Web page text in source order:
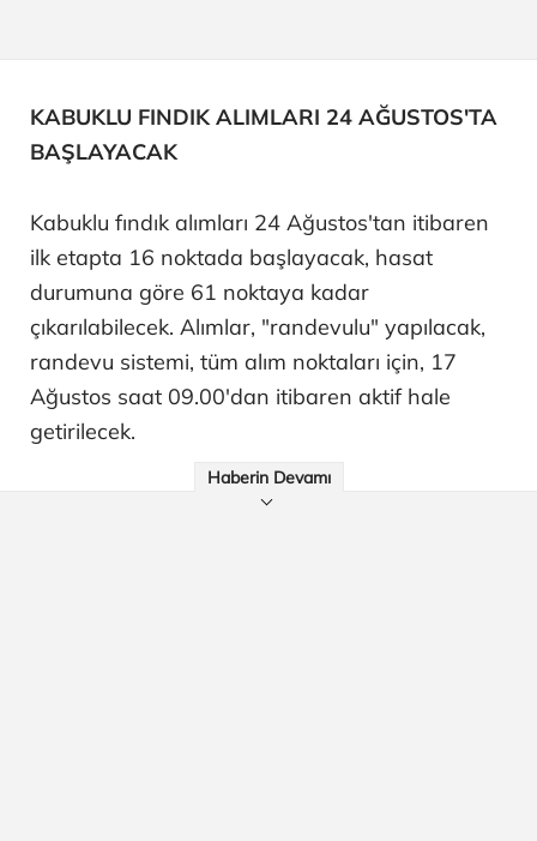
KABUKLU FINDIK ALIMLARI 24 AĞUSTOS'TA
BAŞLAYACAK
Kabuklu fındık alımları 24 Ağustos'tan itibaren
ilk etapta 16 noktada başlayacak, hasat
durumuna göre 61 noktaya kadar
çıkarılabilecek. Alımlar, "randevulu" yapılacak,
randevu sistemi, tüm alım noktaları için, 17
Ağustos saat 09.00'dan itibaren aktif hale
getirilecek.
Haberin Devamı